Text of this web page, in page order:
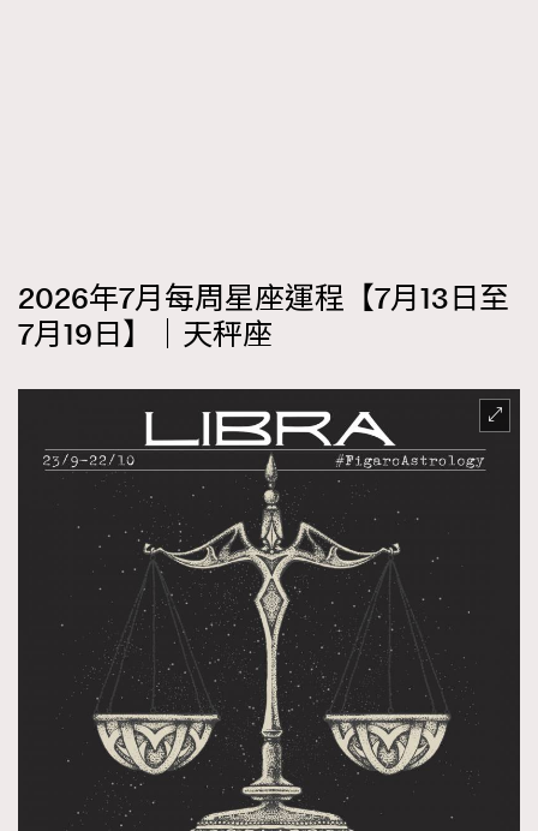
2026年7月每周星座運程【7月13日至
7月19日】｜天秤座